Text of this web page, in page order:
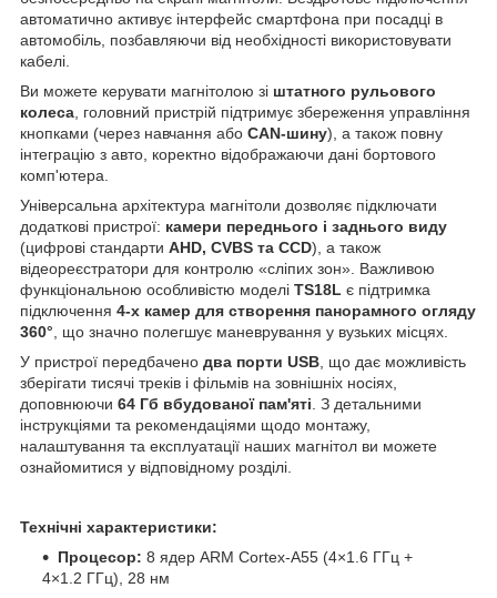
автоматично активує інтерфейс смартфона при посадці в
автомобіль, позбавляючи від необхідності використовувати
кабелі.
Ви можете керувати магнітолою зі штатного рульового
колеса, головний пристрій підтримує збереження управління
кнопками (через навчання або CAN-шину), а також повну
інтеграцію з авто, коректно відображаючи дані бортового
комп'ютера.
Універсальна архітектура магнітоли дозволяє підключати
додаткові пристрої: камери переднього і заднього виду
(цифрові стандарти AHD, CVBS та CCD), а також
відеореєстратори для контролю «сліпих зон». Важливою
функціональною особливістю моделі TS18L є підтримка
підключення 4-х камер для створення панорамного огляду
360°, що значно полегшує маневрування у вузьких місцях.
У пристрої передбачено два порти USB, що дає можливість
зберігати тисячі треків і фільмів на зовнішніх носіях,
доповнюючи 64 Гб вбудованої пам'яті. З детальними
інструкціями та рекомендаціями щодо монтажу,
налаштування та експлуатації наших магнітол ви можете
ознайомитися у відповідному розділі.
Технічні характеристики:
Процесор: 8 ядер ARM Cortex-A55 (4×1.6 ГГц +
4×1.2 ГГц), 28 нм